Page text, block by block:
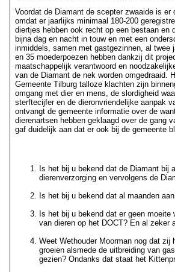
Voordat de Diamant de scepter zwaaide is
omdat er jaarlijks minimaal 180-200
diertjes hebben ook recht op een bestaan en
bijna dag en nacht in touw en met een
inmiddels, samen met gastgezinnen, al
en 35 moederpoezen hebben dankzij dit
maatschappelijk verantwoord en
van de Diamant de nek worden omgedraaid.
Gemeente Tilburg talloze klachten zijn
omgang met dier en mens, de slordigheid
sterftecijfer en de dieronvriendelijke aanpak
ontvangt de gemeente informatie over de
dierenartsen hebben geklaagd over de gang
gaf duidelijk aan dat er ook bij de gemeente
Is het bij u bekend dat de Diamant bij
dierenverzorging en vervolgens de
Is het bij u bekend dat al maanden
Is het bij u bekend dat er geen
van dieren op het DOCT? En al zeker
Weet Wethouder Moorman nog dat
groeien alsmede de uitbreiding van
gezien? Ondanks dat staat het